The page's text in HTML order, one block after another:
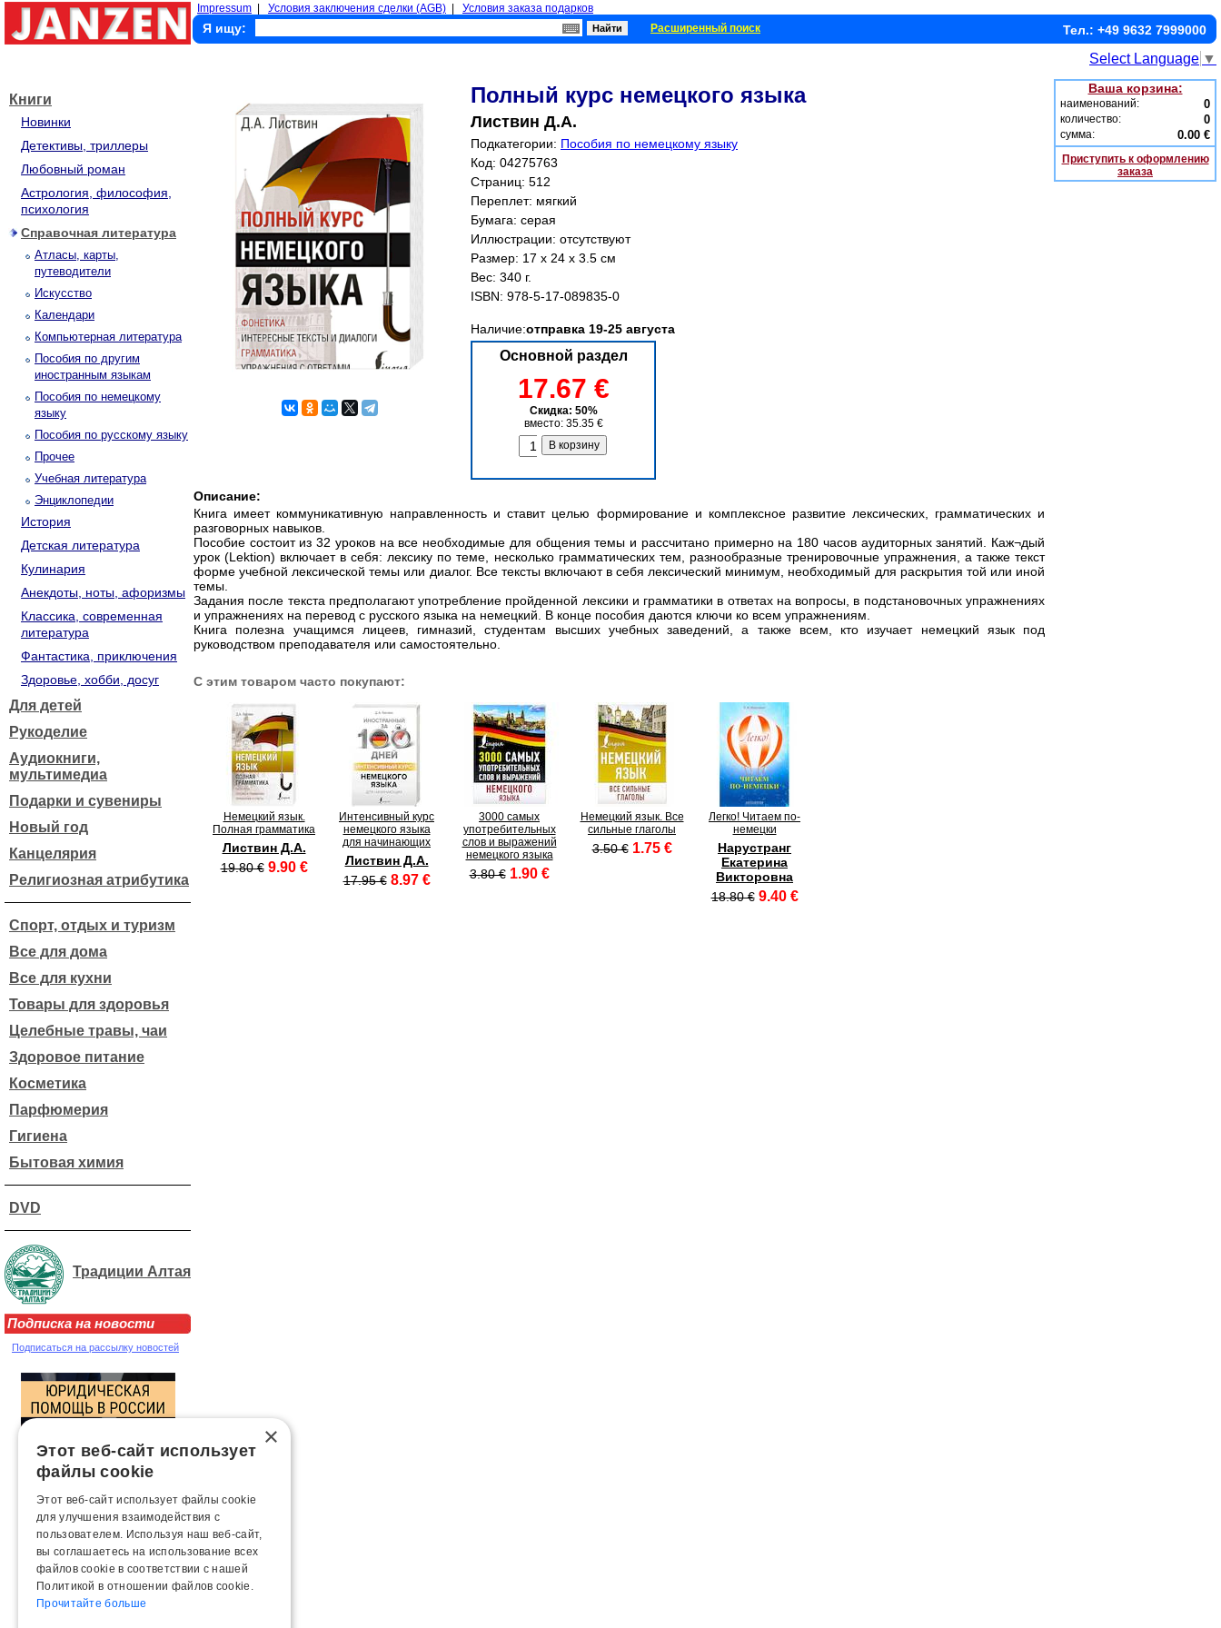
Impressum Условия заключения сделки (AGB) Условия заказа подарков
Я ищу: Расширенный поиск Тел.: +49 9632 7999000
Select Language ▼
Книги
Новинки
Детективы, триллеры
Любовный роман
Астрология, философия,
психология
Справочная литература
Атласы, карты,
путеводители
Искусство
Календари
Компьютерная литература
Пособия по другим
иностранным языкам
Пособия по немецкому
языку
Пособия по русскому языку
Прочее
Учебная литература
Энциклопедии
История
Детская литература
Кулинария
Анекдоты, ноты, афоризмы
Классика, современная
литература
Фантастика, приключения
Здоровье, хобби, досуг
Для детей
Рукоделие
Аудиокниги,
мультимедиа
Подарки и сувениры
Новый год
Канцелярия
Религиозная атрибутика
Спорт, отдых и туризм
Все для дома
Все для кухни
Товары для здоровья
Целебные травы, чаи
Здоровое питание
Косметика
Парфюмерия
Гигиена
Бытовая химия
DVD
Традиции Алтая
Подписка на новости
Подписаться на рассылку новостей
Полный курс немецкого языка
Листвин Д.А.
Подкатегории: Пособия по немецкому языку
Код: 04275763
Страниц: 512
Переплет: мягкий
Бумага: серая
Иллюстрации: отсутствуют
Размер: 17 x 24 x 3.5 см
Вес: 340 г.
ISBN: 978-5-17-089835-0
Наличие:отправка 19-25 августа
Основной раздел
17.67 €
Скидка: 50%
вместо: 35.35 €
Описание:
Книга имеет коммуникативную направленность и ставит целью формирование и комплексное развитие лексических, грамматических и
разговорных навыков.
Пособие состоит из 32 уроков на все необходимые для общения темы и рассчитано примерно на 180 часов аудиторных занятий. Каж¬дый
урок (Lektion) включает в себя: лексику по теме, несколько грамматических тем, разнообразные тренировочные упражнения, а также текст
форме учебной лексической темы или диалог. Все тексты включают в себя лексический минимум, необходимый для раскрытия той или иной
темы.
Задания после текста предполагают употребление пройденной лексики и грамматики в ответах на вопросы, в подстановочных упражнениях
и упражнениях на перевод с русского языка на немецкий. В конце пособия даются ключи ко всем упражнениям.
Книга полезна учащимся лицеев, гимназий, студентам высших учебных заведений, а также всем, кто изучает немецкий язык под
руководством преподавателя или самостоятельно.
С этим товаром часто покупают:
Немецкий язык.
Полная грамматика
Листвин Д.А.
19.80 € 9.90 €
Интенсивный курс
немецкого языка
для начинающих
Листвин Д.А.
17.95 € 8.97 €
3000 самых
употребительных
слов и выражений
немецкого языка
3.80 € 1.90 €
Немецкий язык. Все
сильные глаголы
3.50 € 1.75 €
Легко! Читаем по-
немецки
Нарустранг
Екатерина
Викторовна
18.80 € 9.40 €
Ваша корзина:
наименований: 0
количество: 0
сумма: 0.00 €
Приступить к оформлению
заказа
×
Этот веб-сайт использует
файлы cookie
Этот веб-сайт использует файлы cookie
для улучшения взаимодействия с
пользователем. Используя наш веб-сайт,
вы соглашаетесь на использование всех
файлов cookie в соответствии с нашей
Политикой в ​​отношении файлов cookie.
Прочитайте больше